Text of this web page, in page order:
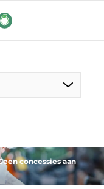
concessies aan